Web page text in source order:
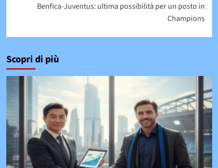
Benfica-Juventus: ultima possibilità per un posto in
Champions
Scopri di più